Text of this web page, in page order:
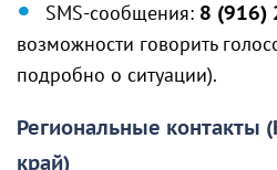
SMS-сообщения: 8 (916)
возможности говорить
подробно о ситуации).
Региональные контакты
край)